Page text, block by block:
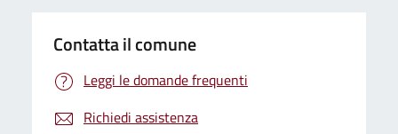
Contatta il comune
Leggi le domande frequenti
Richiedi assistenza